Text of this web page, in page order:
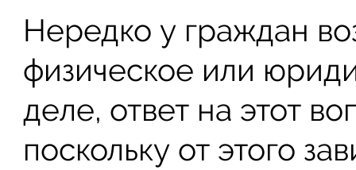
Нередко у граждан
физическое или
деле, ответ на этот
поскольку от этого